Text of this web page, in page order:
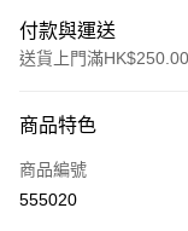
付款與運送
送貨上門滿
信用卡
Apple Pay
商品特色
商品編號
555020